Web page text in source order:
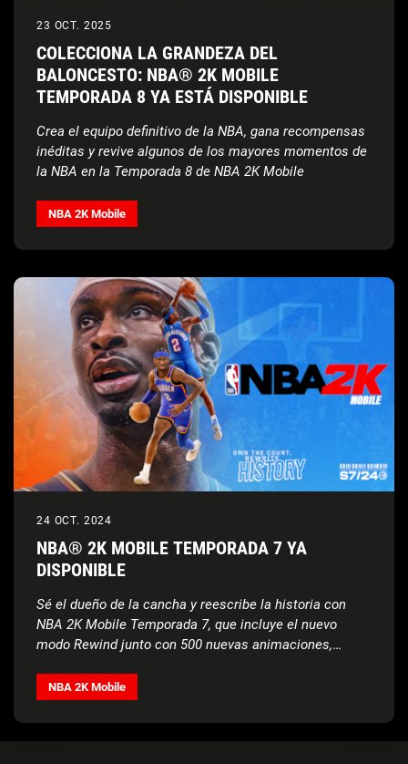
23 OCT. 2025
COLECCIONA LA GRANDEZA DEL
BALONCESTO: NBA® 2K MOBILE
TEMPORADA 8 YA ESTÁ DISPONIBLE
Crea el equipo definitivo de la NBA, gana recompensas
inéditas y revive algunos de los mayores momentos de
la NBA en la Temporada 8 de NBA 2K Mobile
NBA 2K Mobile
24 OCT. 2024
NBA® 2K MOBILE TEMPORADA 7 YA
DISPONIBLE
Sé el dueño de la cancha y reescribe la historia con
NBA 2K Mobile Temporada 7, que incluye el nuevo
modo Rewind junto con 500 nuevas animaciones,
NBA 2K Mobile